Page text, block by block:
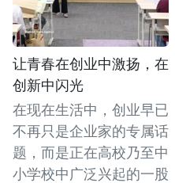
让青春在创业中激扬，在
创新中闪光
在现在生活中，创业早已
不再只是企业家的专属话
题，而是正在高校乃至中
小学校中广泛兴起的一股